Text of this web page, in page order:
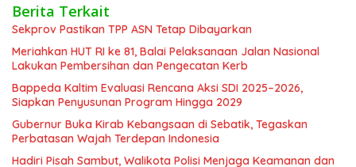
Berita Terkait
Sekprov Pastikan TPP ASN Tetap Dibayarkan
Meriahkan HUT RI ke 81, Balai Pelaksanaan Jalan Nasional
Lakukan Pembersihan dan Pengecatan Kerb
Bappeda Kaltim Evaluasi Rencana Aksi SDI 2025–2026,
Siapkan Penyusunan Program Hingga 2029
Gubernur Buka Kirab Kebangsaan di Sebatik, Tegaskan
Perbatasan Wajah Terdepan Indonesia
Hadiri Pisah Sambut, Walikota Polisi Menjaga Keamanan dan